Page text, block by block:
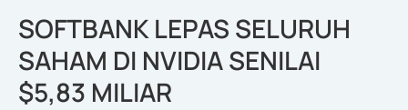
SOFTBANK LEPAS SELURUH
SAHAM DI NVIDIA SENILAI
$5,83 MILIAR